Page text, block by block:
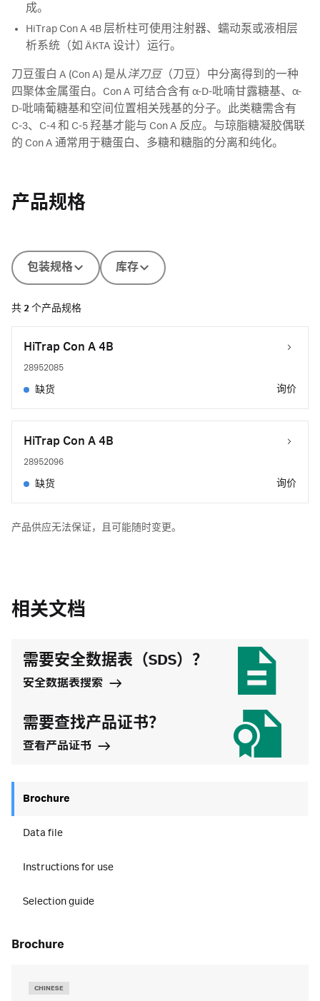
成。
HiTrap Con A 4B 层析柱可使用注射器、蠕动泵或液相层
析系统（如 ÄKTA 设计）运行。
刀豆蛋白 A (Con A) 是从洋刀豆 （刀豆）中分离得到的一种
四聚体金属蛋白。Con A 可结合含有 α-D-吡喃甘露糖基、α-
D-吡喃葡糖基和空间位置相关残基的分子。此类糖需含有
C-3、C-4 和 C-5 羟基才能与 Con A 反应。与琼脂糖凝胶偶联
的 Con A 通常用于糖蛋白、多糖和糖脂的分离和纯化。
产品规格
包装规格 库存
共 2 个产品规格
HiTrap Con A 4B
28952085
缺货 询价
HiTrap Con A 4B
28952096
缺货 询价
产品供应无法保证，且可能随时变更。
相关文档
需要安全数据表（SDS）？
安全数据表搜索
需要查找产品证书？
查看产品证书
Brochure
Data file
Instructions for use
Selection guide
brochure
CHINESE